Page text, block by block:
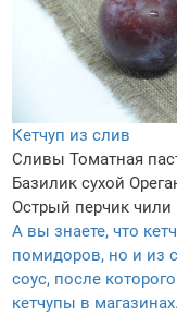
Кетчуп из слив
Сливы Томатная
Базилик сухой
Острый перчик чили
А вы знаете, что
помидоров, но и из
соус, после
кетчупы в магазинах.